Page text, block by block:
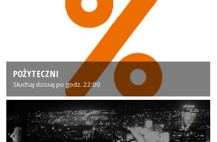
POŻYTECZNI
Słuchaj dzisiaj po godz. 22:00